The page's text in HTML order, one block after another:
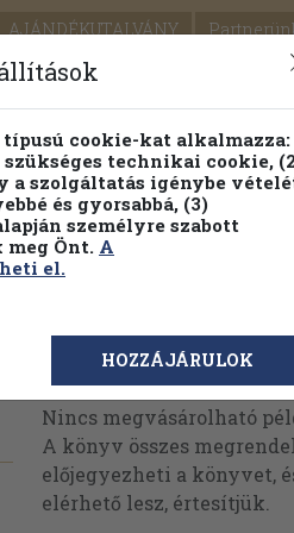
AJÁNDÉKUTALVÁNY
SEGÍTSÉG
FENNTARTHATÓ
Témaköri fa
Megvásárolható
Nincs megvásárolható
A könyv összes
előjegyezheti a könyvet,
elérhető lesz, értesítjük.
cookie-kat alkalmazza:
technikai cookie,
a szolgáltatás igénybe
és gyorsabbá, (3)
személyre szabott
Önt. A
el.
HOZZÁJÁRULOK